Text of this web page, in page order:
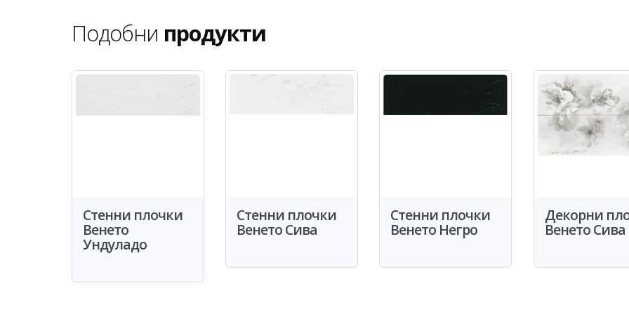
Подобни продукти
Стенни плочки
Венето
Ундуладо
Стенни плочки
Венето Сива
Стенни плочки
Венето Негро
Декорни
Венето Сива